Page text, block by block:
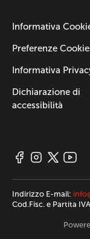
Informativa
Preferenze
Informativa
Dichiarazione di
accessibilità
Indirizzo E-mail:
Cod.Fisc. e Partita